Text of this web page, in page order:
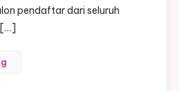
pendaftar dari seluruh
[…]